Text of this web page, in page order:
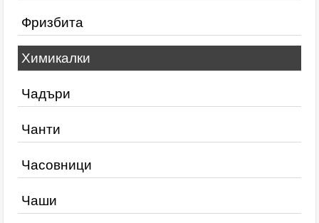
Фризбита
Химикалки
Чадъри
Чанти
Часовници
Чаши